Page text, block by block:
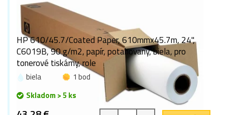
HP 610/45.7/Coated Paper, 610mmx45.7m, 24",
C6019B, 90 g/m2, papír, potahovaný, biela, pro
tonerové tiskárny, role
biela
1 bod
Skladom > 5 ks